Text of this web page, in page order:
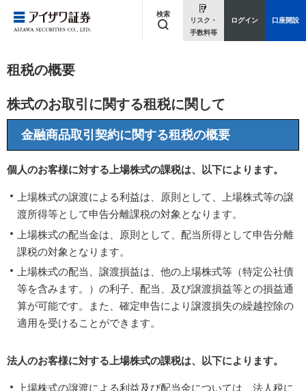
検索
キーワードを入力してください
リスク・
手数料等
ログイン 口座開設
租税の概要
株式のお取引に関する租税に関して
金融商品取引契約に関する租税の概要
個人のお客様に対する上場株式の課税は、以下によります。
上場株式の譲渡による利益は、原則として、上場株式等の譲
渡所得等として申告分離課税の対象となります。
上場株式の配当金は、原則として、配当所得として申告分離
課税の対象となります。
上場株式の配当、譲渡損益は、他の上場株式等（特定公社債
等を含みます。）の利子、配当、及び譲渡損益等との損益通
算が可能です。また、確定申告により譲渡損失の繰越控除の
適用を受けることができます。
法人のお客様に対する上場株式の課税は、以下によります。
上場株式の譲渡による利益及び配当金については、法人税に